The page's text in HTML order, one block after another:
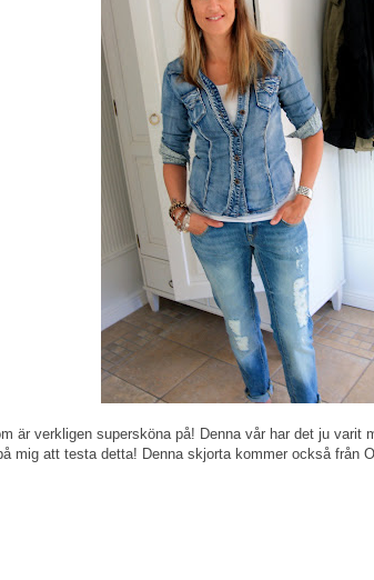
är verkligen supersköna på! Denna vår har det ju
mig att testa detta! Denna skjorta kommer också